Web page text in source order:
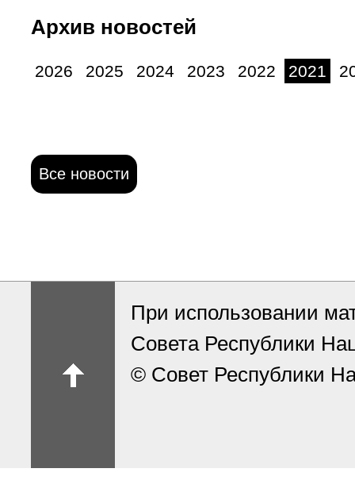
Архив новостей
2026 2025 2024 2023 2022 2021
Все новости
При использовании
Совета Республики
© Совет Республики